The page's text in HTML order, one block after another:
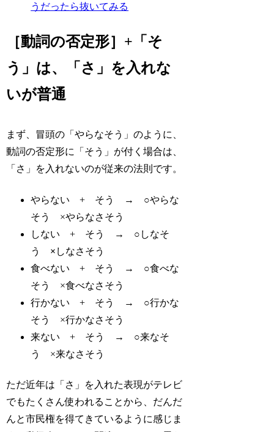
うだったら抜いてみる
［動詞の否定形］+「そ
う」は、「さ」を入れな
いが普通
まず、冒頭の「やらなそう」のように、
動詞の否定形に「そう」が付く場合は、
「さ」を入れないのが従来の法則です。
やらない + そう → ○やらな
そう ×やらなさ そう
しない + そう → ○ しなそ
う × しなさ そう
食べない + そう → ○食べな
そう ×食べなさ そう
行かない + そう → ○行かな
そう ×行かなさ そう
来ない + そう → ○来なそ
う ×来なさ そう
ただ近年は「さ」を入れた表現がテレビ
でもたくさん使われることから、だんだ
んと市民権を得てきているように感じま